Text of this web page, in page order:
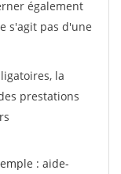
également
s'agit pas d'une
la
prestations
: aide-